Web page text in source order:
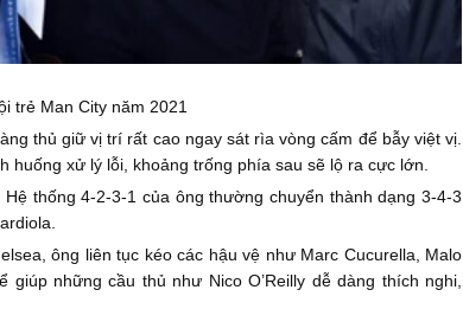
trẻ Man City năm 2021
thủ giữ vị trí rất cao ngay sát rìa vòng cấm để bẫy việt vị.
xử lý lỗi, khoảng trống phía sau sẽ lộ ra cực lớn.
thống 4-2-3-1 của ông thường chuyển thành dạng 3-4-3
ông liên tục kéo các hậu vệ như Marc Cucurella, Malo
những cầu thủ như Nico O’Reilly dễ dàng thích nghi,